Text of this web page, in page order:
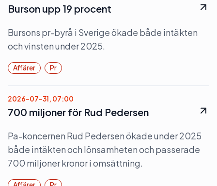
Burson upp 19 procent
Bursons pr-byrå i Sverige ökade både intäkten
och vinsten under 2025.
Affärer Pr
2026-07-31, 07:00
700 miljoner för Rud Pedersen
Pa-koncernen Rud Pedersen ökade under 2025
både intäkten och lönsamheten och passerade
700 miljoner kronor i omsättning.